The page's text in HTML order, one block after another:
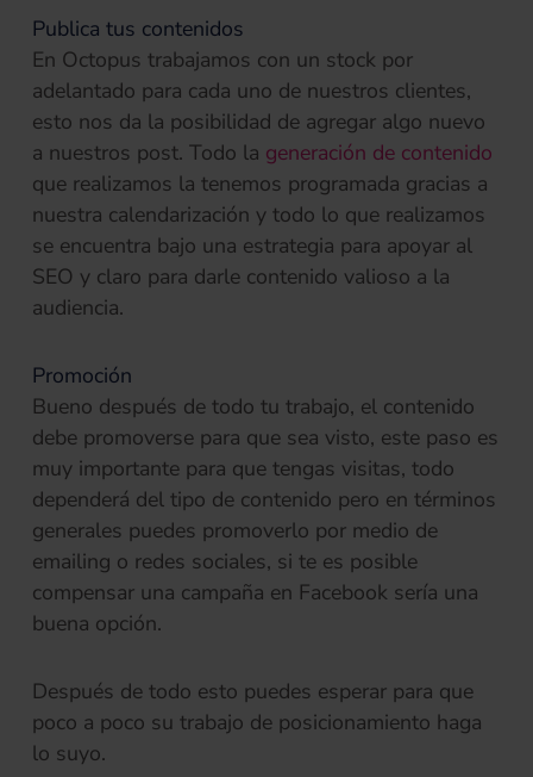
Publica tus contenidos
En Octopus trabajamos con un stock por
adelantado para cada uno de nuestros clientes,
esto nos da la posibilidad de agregar algo nuevo
a nuestros post. Todo la generación de contenido
que realizamos la tenemos programada gracias a
nuestra calendarización y todo lo que realizamos
se encuentra bajo una estrategia para apoyar al
SEO y claro para darle contenido valioso a la
audiencia.
Promoción
Bueno después de todo tu trabajo, el contenido
debe promoverse para que sea visto, este paso es
muy importante para que tengas visitas, todo
dependerá del tipo de contenido pero en términos
generales puedes promoverlo por medio de
emailing o redes sociales, si te es posible
compensar una campaña en Facebook sería una
buena opción.
Después de todo esto puedes esperar para que
poco a poco su trabajo de posicionamiento haga
lo suyo.